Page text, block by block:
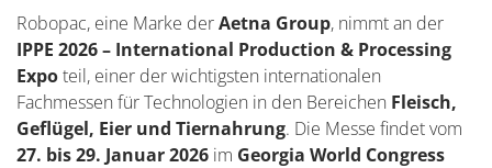
Robopac, eine Marke derAetna Group, nimmt an der
IPPE 2026 – International Production & Processing
Expoteil, einer der wichtigsten internationalen
Fachmessen für Technologien in den Bereichen Fleisch,
Geflügel, Eier und Tiernahrung. Die Messe findet vom
27. bis 29. Januar 2026 im Georgia World Congress